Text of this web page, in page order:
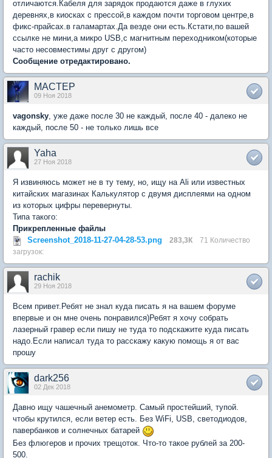
отличаются.Кабеля для зарядок продаются даже в глухих
деревнях,в киосках с прессой,в каждом почти торговом центре,в
фикс-прайсах.в галамартах.Да везде они есть.Кстати,по вашей
ссылке не мини,а микро USB,с магнитным переходником(которые
часто несовместимы друг с другом)
Сообщение отредактировано.
MACTEP
09 Ноя 2018
vagonsky, уже даже после 30 не каждый, после 40 - далеко не
каждый, после 50 - не только лишь все
Yaha
27 Ноя 2018
Я извиняюсь может не в ту тему, но, ищу на Ali или известных
китайских магазинах Калькулятор с двумя дисплеями на одном
из которых цифры перевернуты.
Типа такого:
Прикрепленные файлы
Screenshot_2018-11-27-04-28-53.png
283,3К
71 Количество
загрузок:
rachik
29 Ноя 2018
Всем привет.Ребят не знал куда писать я на вашем форуме
впервые и он мне очень понравился)Ребят я хочу собрать
лазерный гравер если пишу не туда то подскажите куда писать
надо.Если написал туда то расскажу какую помощь я от вас
прошу
dark256
02 Дек 2018
Давно ищу чашечный анемометр. Самый простейший, тупой.
чтобы крутился, если ветер есть. Без WiFi, USB, светодиодов,
павербанков и солнечных батарей
Без флюгеров и прочих трещоток. Что-то такое рублей за 200-
500.